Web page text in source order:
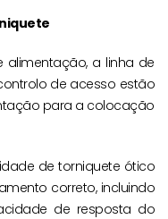
alimentação, a linha de
de acesso estão
para a colocação
de torniquete ótico
correto, incluindo
de resposta do